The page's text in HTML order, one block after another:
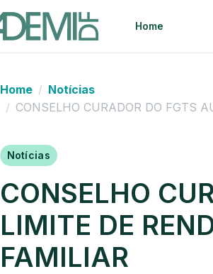
Home
Home
Notícias
CONSELHO CURADOR DO FGTS
Notícias
CONSELHO
LIMITE DE
FAMILIAR